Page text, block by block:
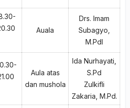
Auala
Drs. Imam
Subagyo,
M.PdI
Aula atas
dan mushola
Ida Nurhayati,
S.Pd
Zulkifli
Zakaria, M.Pd.